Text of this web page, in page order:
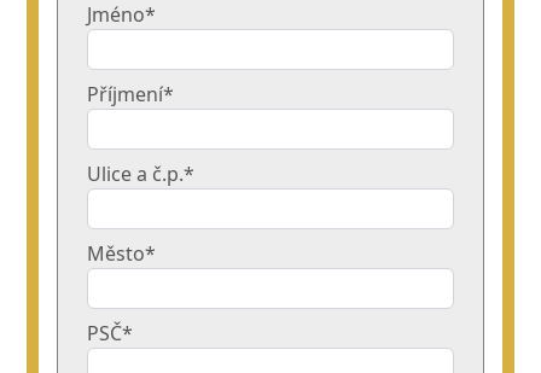
Jméno*
Příjmení*
Ulice a č.p.*
Město*
PSČ*